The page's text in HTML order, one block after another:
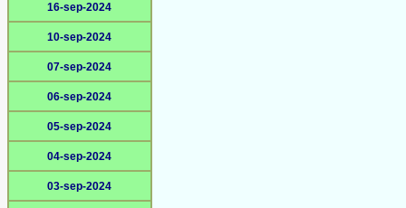
16-sep-2024
10-sep-2024
07-sep-2024
06-sep-2024
05-sep-2024
04-sep-2024
03-sep-2024